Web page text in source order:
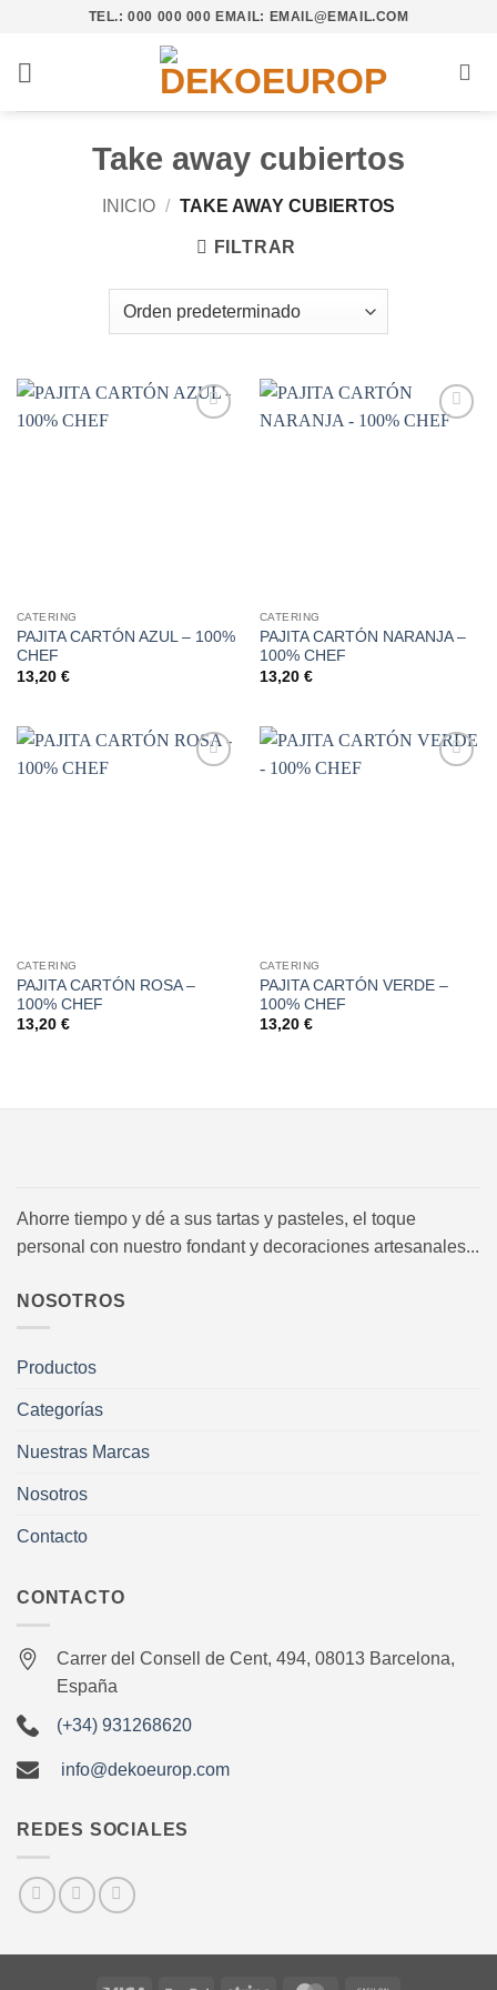
contenido
TEL.: 000 000 000 EMAIL: EMAIL@EMAIL.COM
Take away cubiertos
INICIO / TAKE AWAY CUBIERTOS
FILTRAR
CATERING
PAJITA CARTÓN AZUL – 100%
CHEF
13,20 €
CATERING
PAJITA CARTÓN NARANJA –
100% CHEF
13,20 €
CATERING
PAJITA CARTÓN ROSA –
100% CHEF
13,20 €
CATERING
PAJITA CARTÓN VERDE –
100% CHEF
13,20 €
Ahorre tiempo y dé a sus tartas y pasteles, el toque
personal con nuestro fondant y decoraciones artesanales...
NOSOTROS
Productos
Categorías
Nuestras Marcas
Nosotros
Contacto
CONTACTO
Carrer del Consell de Cent, 494, 08013 Barcelona,
España
(+34) 931268620
info@dekoeurop.com
REDES SOCIALES